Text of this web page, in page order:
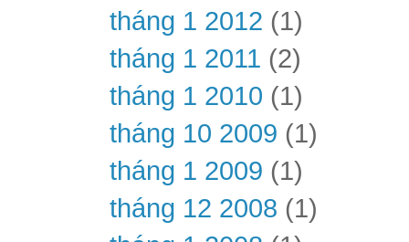
tháng 1 2012 (1)
tháng 1 2011 (2)
tháng 1 2010 (1)
tháng 10 2009 (1)
tháng 1 2009 (1)
tháng 12 2008 (1)